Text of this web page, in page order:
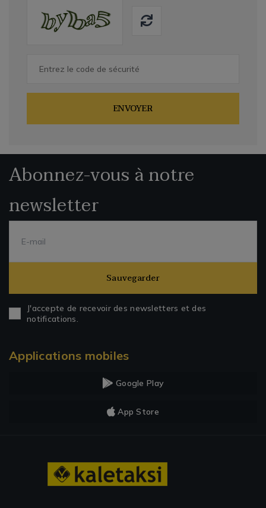
ENVOYER
Abonnez-vous à notre
newsletter
Sauvegarder
J'accepte de recevoir des newsletters et des
notifications.
Applications mobiles
Google Play
App Store